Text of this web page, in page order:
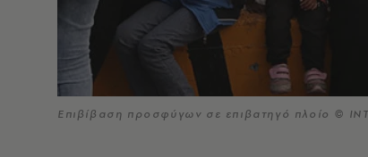
Επιβίβαση προσφύγων σε επιβατηγό πλοίο ©